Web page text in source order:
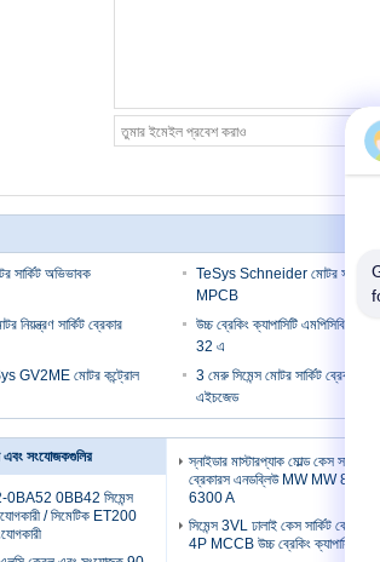
সার্কিট অভিভাবক
TeSys Schneider মোটর সার্কিট
MPCB
নিয়ন্ত্রণ সার্কিট ব্রেকার
উচ্চ ব্রেকিং ক্যাপাসিটি এমপিসিবি মোটর
32 এ
GV2ME মোটর কন্ট্রোল
3 মেরু সিমেন্স মোটর সার্কিট ব্রেকার /
এইচজেড
এবং সংযোজকগুলির
0BB42 সিমেন্স
/ সিমেটিক ET200
স্নাইডার মাস্টারপ্যাক মোল্ড কেস সার্কিট
ব্রেকারস এনডব্লিউ MW MW 800
6300 A
সিমেন্স 3VL ঢালাই কেস সার্কিট ব্রেকার
4P MCCB উচ্চ ব্রেকিং ক্যাপাসিটি